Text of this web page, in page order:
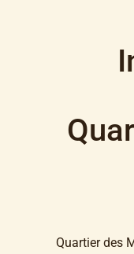
Quartier des